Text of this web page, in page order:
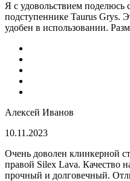
Я с удовольствием поделюсь
подступеннике Taurus Grys.
удобен в использовании.
Алексей Иванов
10.11.2023
Очень доволен клинкерной
правой Silex Lava. Качество
прочный и долговечный.